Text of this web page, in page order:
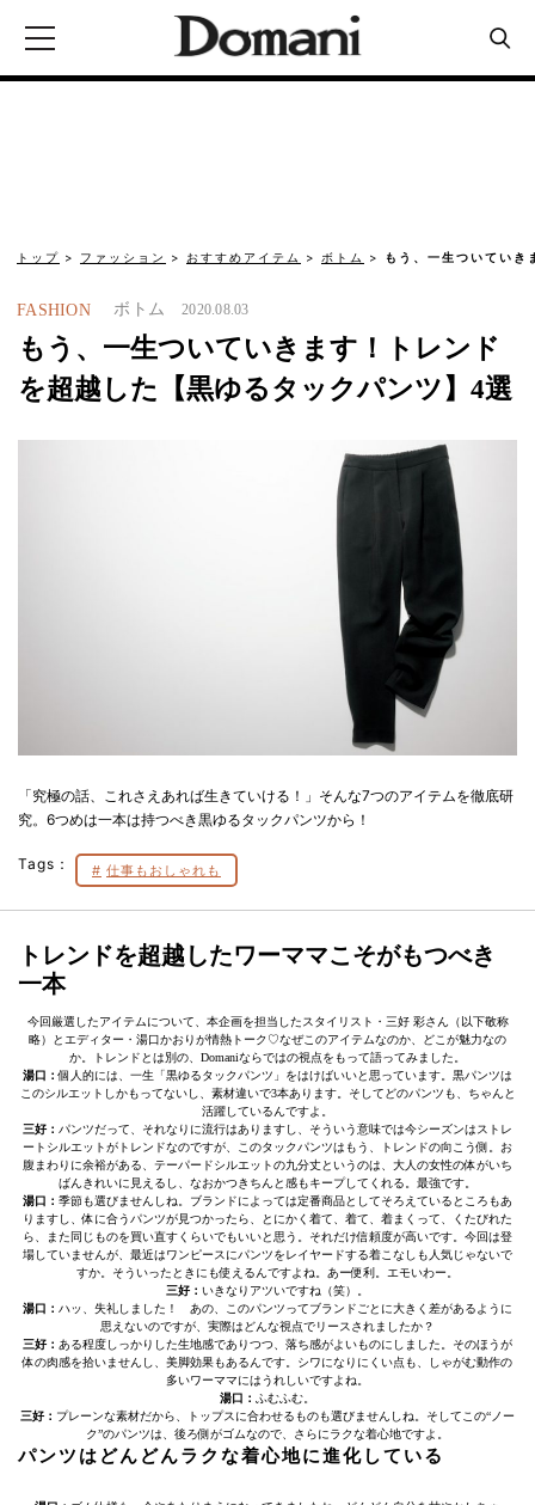
トップ ファッション おすすめアイテム ボトム もう、一生ついてい
FASHION ボトム 2020.08.03
もう、一生ついていきます！トレンド
を超越した【黒ゆるタックパンツ】4選
「究極の話、これさえあれば生きていける！」そんな7つのアイテムを徹底研
究。6つめは一本は持つべき黒ゆるタックパンツから！
Tags： 仕事もおしゃれも
トレンドを超越したワーママこそがもつべき
一本
今回厳選したアイテムについて、本企画を担当したスタイリスト・三好 彩さん（以下敬称
略）とエディター・湯口かおりが情熱トーク♡なぜこのアイテムなのか、どこが魅力なの
か。トレンドとは別の、Domaniならではの視点をもって語ってみました。
湯口：個人的には、一生「黒ゆるタックパンツ」をはけばいいと思っています。黒パンツは
このシルエットしかもってないし、素材違いで3本あります。そしてどのパンツも、ちゃんと
活躍しているんですよ。
三好： パンツだって、それなりに流行はありますし、そういう意味では今シーズンはストレ
ートシルエットがトレンドなのですが、このタックパンツはもう、トレンドの向こう側。お
腹まわりに余裕がある、テーパードシルエットの九分丈というのは、大人の女性の体がいち
ばんきれいに見えるし、なおかつきちんと感もキープしてくれる。最強です。
湯口： 季節も選びませんしね。ブランドによっては定番商品としてそろえているところもあ
りますし、体に合うパンツが見つかったら、とにかく着て、着て、着まくって、くたびれた
ら、また同じものを買い直すくらいでもいいと思う。それだけ信頼度が高いです。今回は登
場していませんが、最近はワンピースにパンツをレイヤードする着こなしも人気じゃないで
すか。そういったときにも使えるんですよね。あー便利。エモいわー。
三好： いきなりアツいですね（笑）。
湯口： ハッ、失礼しました！ あの、このパンツってブランドごとに大きく差があるように
思えないのですが、実際はどんな視点でリースされましたか？
三好： ある程度しっかりした生地感でありつつ、落ち感がよいものにしました。そのほうが
体の肉感を拾いませんし、美脚効果もあるんです。シワになりにくい点も、しゃがむ動作の
多いワーママにはうれしいですよね。
湯口：
ふむふむ。
三好： プレーンな素材だから、トップスに合わせるものも選びませんしね。そしてこの“ノー
ク”のパンツは、後ろ側がゴムなので、さらにラクな着心地ですよ。
パンツはどんどんラクな着心地に進化している